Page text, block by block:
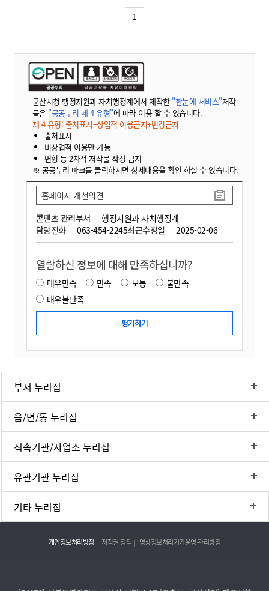
1
군산시청 행정지원과 자치행정계에서 제작한 "한눈에 서비스"저작
물은 "공공누리 제 4 유형"에 따라 이용 할 수 있습니다.
제 4 유형: 출처표시+상업적 이용금지+변경금지
출처표시
비상업적 이용만 가능
변형 등 2차적 저작물 작성 금지
※ 공공누리 마크를 클릭하시면 상세내용을 확인 하실 수 있습니다.
콘텐츠 관리부서
행정지원과 자치행정계
담당전화
063-454-2245최근수정일 2025-02-06
홈페이지 개선의견
열람하신 정보에 대해 만족하십니까?
매우만족 만족 보통
불만족
매우불만족
부서 누리집
읍/면/동 누리집
직속기관/사업소 누리집
유관기관 누리집
기타 누리집
개인정보처리방침 저작권 정책 영상정보처리기기운영·관리방침